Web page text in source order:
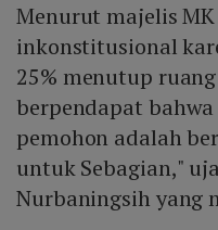
Menurut majelis
inkonstitusional
25% menutup
berpendapat
pemohon adalah
untuk Sebagian,"
Nurbaningsih yang